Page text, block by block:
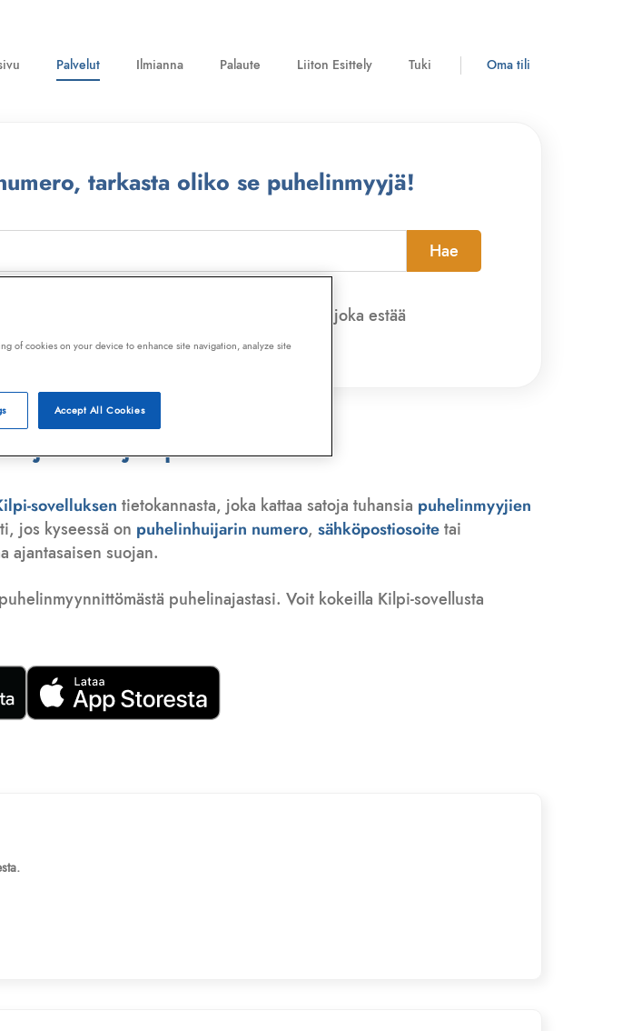
Palvelut Ilmianna Palaute Liiton Esittely Tuki Oma tili
tarkasta oliko se puhelinmyyjä!
Hae
telemarkkinointikiellon ja Kilpi-sovelluksen, joka estää
ja roskapostit.
tai huijauspuhelu
sovelluksen tietokannasta, joka kattaa satoja tuhansia puhelinmyyjien
jos kyseessä on puhelinhuijarin numero, sähköpostiosoitetai
ajantasaisen suojan.
puhelinajastasi. Voit kokeilla Kilpi-sovellusta
of cookies on your device to enhance site navigation, analyze site
Accept All Cookies